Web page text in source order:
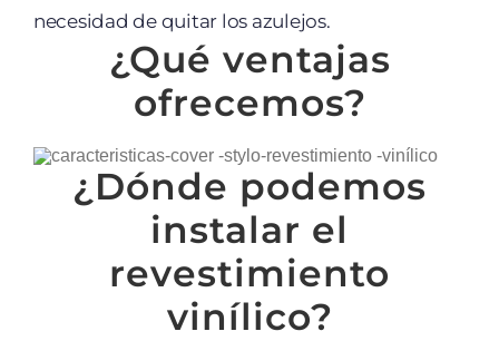
necesidad de quitar los azulejos.
¿Qué ventajas
ofrecemos?
¿Dónde podemos
instalar el
revestimiento
vinílico?